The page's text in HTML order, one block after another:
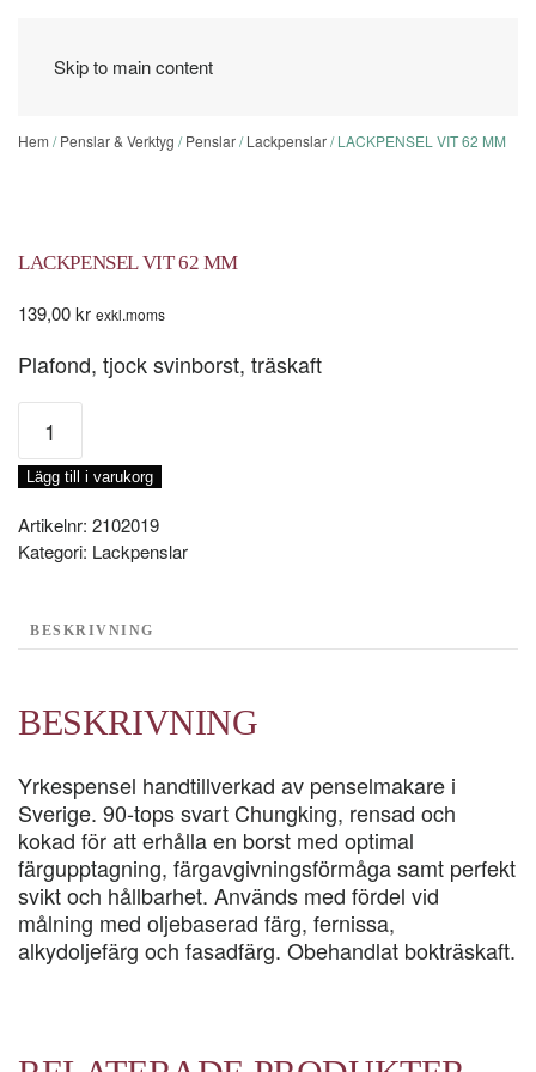
Skip to main content
Hem /Penslar & Verktyg /Penslar/Lackpenslar/ LACKPENSEL VIT 62 MM
LACKPENSEL VIT 62 MM
139,00kr exkl.moms
Plafond, tjock svinborst, träskaft
LACKPENSEL
VIT
62
MM
mängd
Lägg till i varukorg
Artikelnr: 2102019
Kategori: Lackpenslar
BESKRIVNING
BESKRIVNING
Yrkespensel handtillverkad av penselmakare i
Sverige. 90-tops svart Chungking, rensad och
kokad för att erhålla en borst med optimal
färgupptagning, färgavgivningsförmåga samt perfekt
svikt och hållbarhet. Används med fördel vid
målning med oljebaserad färg, fernissa,
alkydoljefärg och fasadfärg. Obehandlat bokträskaft.